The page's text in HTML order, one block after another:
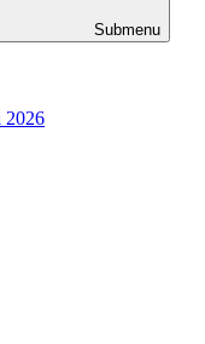
Submenu
2026